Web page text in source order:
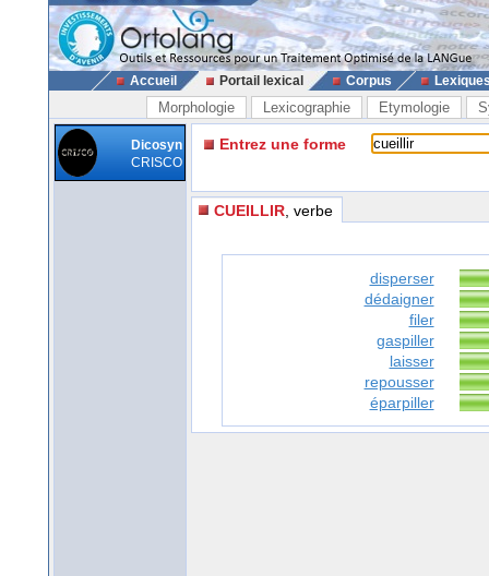
Accueil Portail lexical Corpus
Morphologie Lexicographie Etymologie
Dicosyn
CRISCO
Entrez une forme
CUEILLIR , verbe
disperser
dédaigner
filer
gaspiller
laisser
repousser
éparpiller